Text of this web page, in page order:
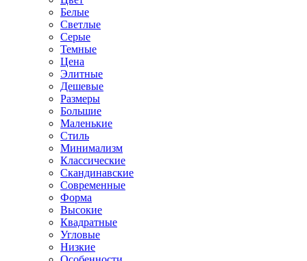
Белые
Светлые
Серые
Темные
Цена
Элитные
Дешевые
Размеры
Большие
Маленькие
Стиль
Минимализм
Классические
Скандинавские
Современные
Форма
Высокие
Квадратные
Угловые
Низкие